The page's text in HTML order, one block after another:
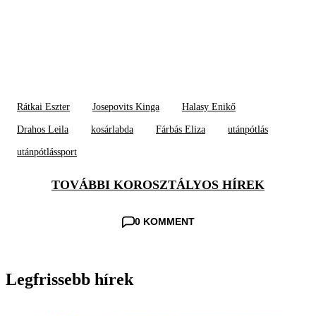
Rátkai Eszter Josepovits Kinga Halasy Enikő
Drahos Leila kosárlabda Fárbás Eliza utánpótlás
utánpótlássport
TOVÁBBI KOROSZTÁLYOS HÍREK
0 KOMMENT
Legfrissebb hírek